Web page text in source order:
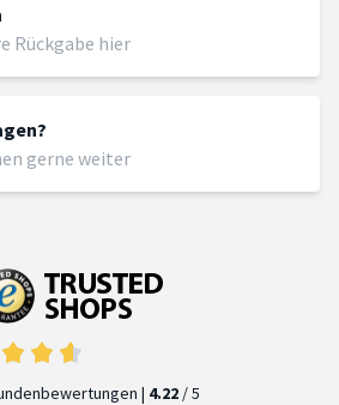
Rückgabe hier
gerne weiter
| 4.22 / 5